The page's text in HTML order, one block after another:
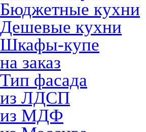
Бюджетные кухни
Дешевые кухни
Шкафы-купе
на заказ
Тип фасада
из ЛДСП
из МДФ